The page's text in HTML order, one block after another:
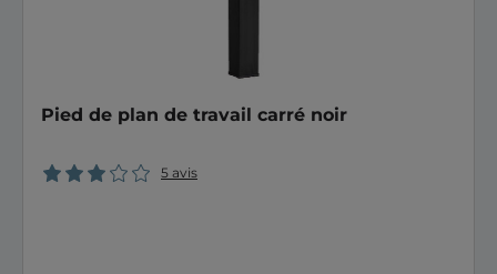
Pied de plan de travail carré noir
5 avis